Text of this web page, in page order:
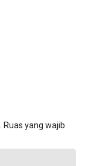
Ruas yang wajib